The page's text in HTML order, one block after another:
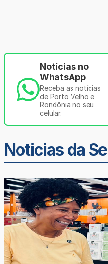
Notícias no
WhatsApp
Receba as notícias
de Porto Velho e
Rondônia no seu
celular.
Noticias da